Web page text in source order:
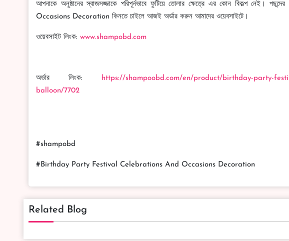
আপনাকে অনুষ্ঠানের স্বাজসজ্জাকে পরিপূর্নভাবে ফুটিয়ে তোলার ক্ষেত্রে এর কোন বিকল্প
Occasions Decoration কিনতে চাইলে আজই অর্ডার করুন আমাদের ওয়েবসাইটে।
ওয়েবসাইট লিংক: www.shampobd.com
অর্ডার লিংক: https://shampoobd.com/en/product/birthday-party-
balloon/7702
#shampobd
#Birthday Party Festival Celebrations And Occasions Decoration
Related Blog